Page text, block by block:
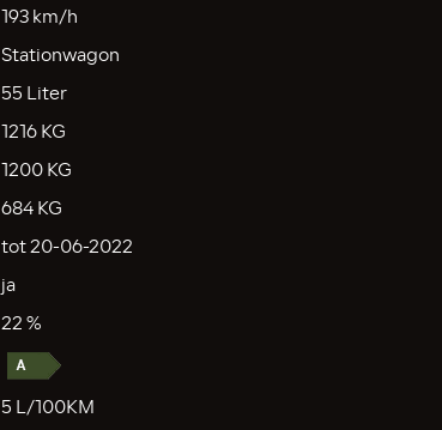
193 km/h
Stationwagon
55 Liter
1216 KG
1200 KG
684 KG
tot 20-06-2022
ja
22 %
5 L/100KM